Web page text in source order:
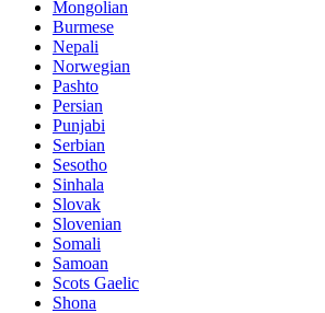
Mongolian
Burmese
Nepali
Norwegian
Pashto
Persian
Punjabi
Serbian
Sesotho
Sinhala
Slovak
Slovenian
Somali
Samoan
Scots Gaelic
Shona